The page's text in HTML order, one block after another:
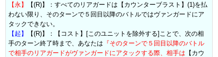
【永】
【(R)】：すべてのリアガードは【カウンターブラスト】(1)を払
わない限り、そのターンで５回目以降のバトルではヴァンガードにア
タックできない。
【起】
【(R)】：【コスト】[このユニットを除外する]ことで、次の相
手のターン終了時まで、あなたは 『そのターンで５回目以降のバトル
で相手のリアガードがヴァンガードにアタックする際、相手は 【カウ